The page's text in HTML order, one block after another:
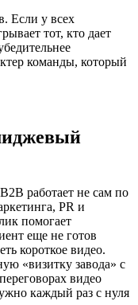
Если у всех
тот, кто дает
команды, который
работает не сам по
PR и
помогает
еще не готов
короткое видео.
«визитку завода» с
видео
каждый раз с нуля